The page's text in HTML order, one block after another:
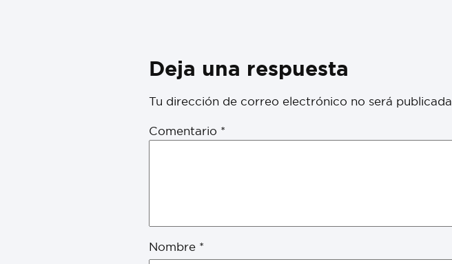
Deja una respuesta
Tu dirección de correo electrónico no será publicada.
Comentario *
Nombre *